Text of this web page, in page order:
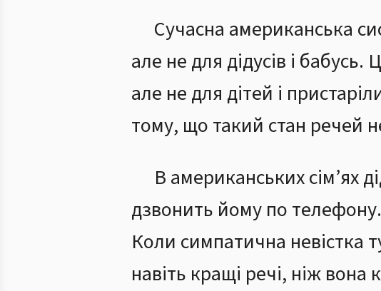
Сучасна американська
але не для дідусів і
але не для дітей і
тому, що такий стан речей
В американських сім’ях
дзвонить йому по
Коли симпатична невістка
навіть кращі речі, ніж вона